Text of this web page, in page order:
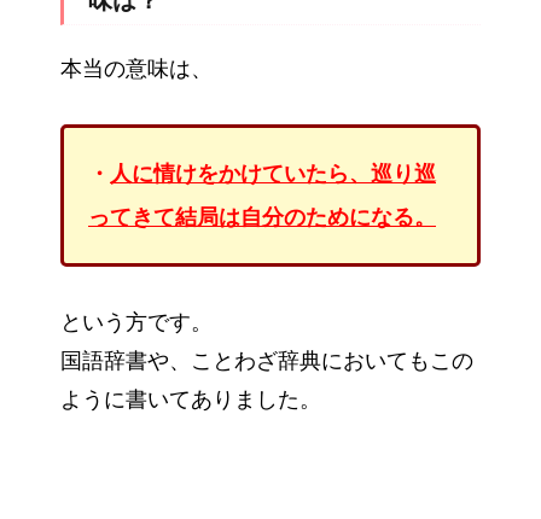
本当の意味は、
・ 人に情けをかけていたら、巡り巡
ってきて結局は自分のためになる。
という方です。
国語辞書や、ことわざ辞典においてもこの
ように書いてありました。